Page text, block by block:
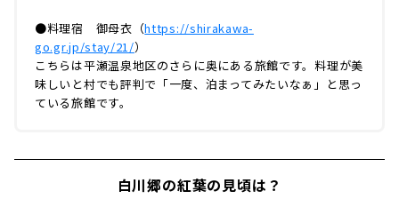
●料理宿 御母衣（https://shirakawa-
go.gr.jp/stay/21/）
こちらは平瀬温泉地区のさらに奥にある旅館です。料理が美
味しいと村でも評判で「一度、泊まってみたいなぁ」と思っ
ている旅館です。
白川郷の紅葉の見頃は？